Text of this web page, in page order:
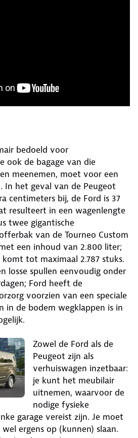
bedoeld voor
ook de bagage van die
meenemen, moet voor een
In het geval van de Peugeot
centimeters bij, de Ford is 37
resulteert in een wagenlengte
twee gigantische
van de Tourneo Custom
een inhoud van 2.800 liter;
komt tot maximaal 2.787 stuks.
losse spullen eenvoudig onder
Ford heeft de
voorzien van een speciale
in de bodem wegklappen is in
Zowel de Ford als de
Peugeot zijn als
verhuiswagen inzetbaar:
je kunt het meubilair
uitnemen, waarvoor de
nodige fysieke
garage vereist zijn. Je moet
ergens op (kunnen) slaan.